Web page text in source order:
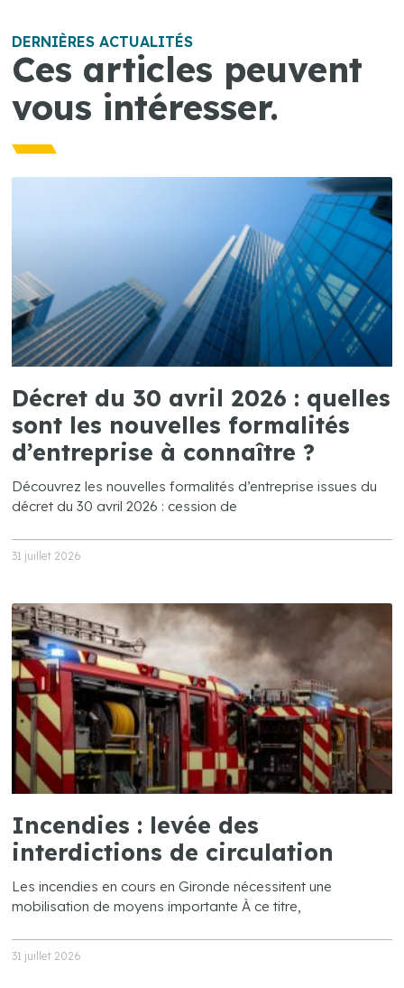
DERNIÈRES ACTUALITÉS
Ces articles peuvent
vous intéresser.
Décret du 30 avril 2026 : quelles
sont les nouvelles formalités
d’entreprise à connaître ?
Découvrez les nouvelles formalités d’entreprise issues du
décret du 30 avril 2026 : cession de
31 juillet 2026
Incendies : levée des
interdictions de circulation
Les incendies en cours en Gironde nécessitent une
mobilisation de moyens importante À ce titre,
31 juillet 2026